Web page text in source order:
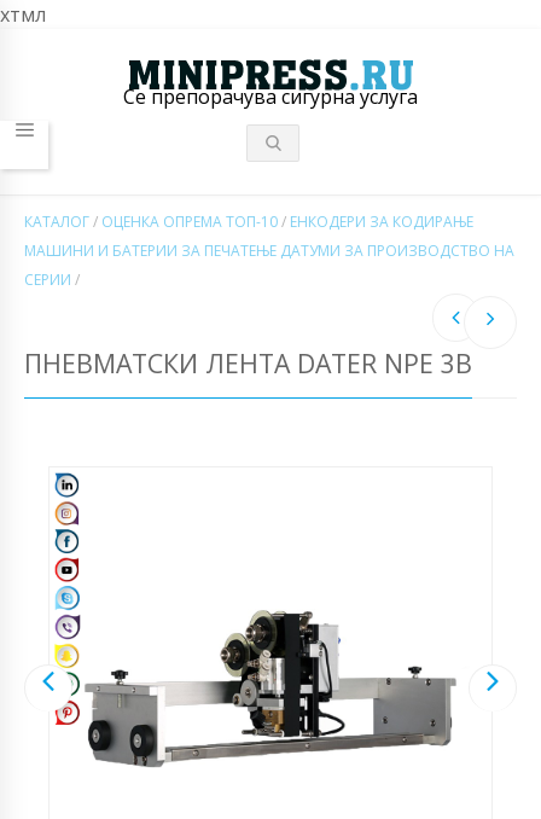
хтмл
Се препорачува сигурна услуга
КАТАЛОГ/ ОЦЕНКА ОПРЕМА ТОП-10/ ЕНКОДЕРИ ЗА КОДИРАЊЕ
МАШИНИ И БАТЕРИИ ЗА ПЕЧАТЕЊЕ ДАТУМИ ЗА ПРОИЗВОДСТВО НА
СЕРИИ /
ПНЕВМАТСКИ ЛЕНТА DATER NPE 3B